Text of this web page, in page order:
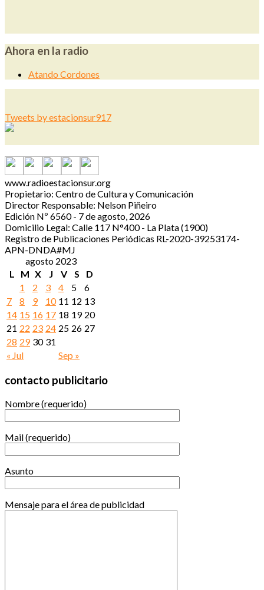
Ahora en la radio
Atando Cordones
Tweets by estacionsur917
www.radioestacionsur.org
Propietario: Centro de Cultura y Comunicación
Director Responsable: Nelson Piñeiro
Edición Nº 6560 - 7 de agosto, 2026
Domicilio Legal: Calle 117 N°400 - La Plata (1900)
Registro de Publicaciones Periódicas RL-2020-39253174-
APN-DNDA#MJ
agosto 2023
L
M X J V S D
« Jul Sep »
1 2 3 4 5
6
7
8 9 10 11 12 13
14 15 16 17 18 19 20
21 22 23 24 25 26 27
28 29 30 31
contacto publicitario
Nombre (requerido)
Mail (requerido)
Asunto
Mensaje para el área de publicidad